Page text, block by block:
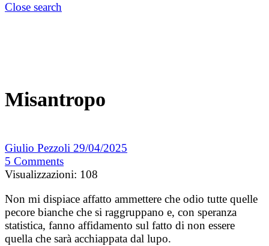
Close search
Misantropo
Giulio Pezzoli 29/04/2025
5 Comments
Visualizzazioni: 108
Non mi dispiace affatto ammettere che odio tutte quelle
pecore bianche che si raggruppano e, con speranza
statistica, fanno affidamento sul fatto di non essere
quella che sarà acchiappata dal lupo.